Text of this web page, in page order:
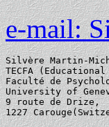
e-mail:
Silvère Martin-
TECFA
Faculté de
University of
9 route de Drize,
1227